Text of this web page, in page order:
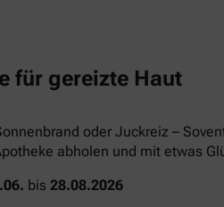
für gereizte Haut
oder Juckreiz –
abholen und mit etwas
bis 28.08.2026